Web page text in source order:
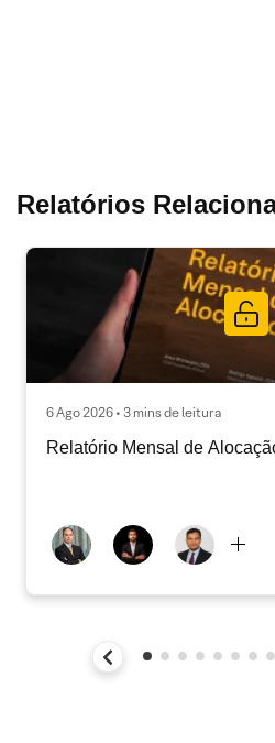
Relatórios
6 Ago 2026 • 3 mins de leitura
Relatório Mensal de